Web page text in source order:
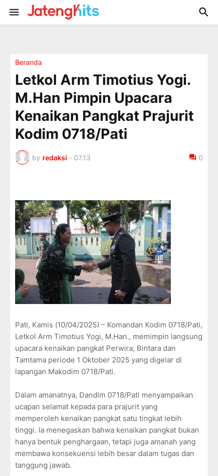
Beranda
Letkol Arm Timotius Yogi.
M.Han Pimpin Upacara
Kenaikan Pangkat Prajurit
Kodim 0718/Pati
by redaksi - 07.13 0
Pati, Kamis (10/04/2025) – Komandan Kodim 0718/Pati,
Letkol Arm Timotius Yogi, M.Han., memimpin langsung
upacara kenaikan pangkat Perwira, Bintara dan
Tamtama periode 1 Oktober 2025 yang digelar di
lapangan Makodim 0718/Pati.
Dalam amanatnya, Dandim 0718/Pati menyampaikan
ucapan selamat kepada para prajurit yang
memperoleh kenaikan pangkat satu tingkat lebih
tinggi. Ia menegaskan bahwa kenaikan pangkat bukan
hanya bentuk penghargaan, tetapi juga amanah yang
membawa konsekuensi lebih besar dalam tugas dan
tanggung jawab.